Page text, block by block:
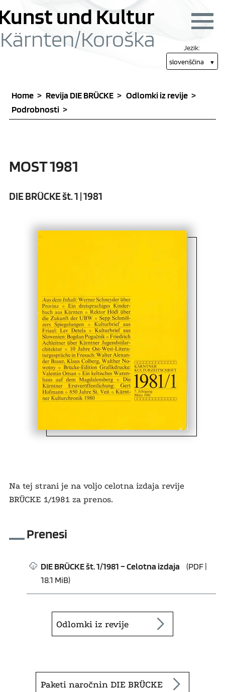
Skoči na glavni meni
und Kultur
Kärnten/Koroška
Jezik:
slovenščina
Home Revija DIE BRÜCKE
Odlomki iz revije
Podrobnosti
MOST 1981
DIE BRÜCKE št. 1 | 1981
Na tej strani je na voljo celotna izdaja revije
BRÜCKE 1/1981 za prenos.
Prenesi
DIE BRÜCKE št. 1/1981 – Celotna izdaja
(PDF |
18.1 MiB)
Odlomki iz revije
Paketi naročnin DIE BRÜCKE